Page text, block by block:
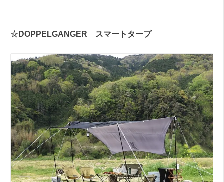
☆DOPPELGANGER スマートタープ